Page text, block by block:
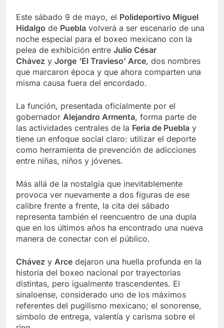
Este sábado 9 de mayo, el Polideportivo Miguel
Hidalgo de Puebla volverá a ser escenario de una
noche especial para el boxeo mexicano con la
pelea de exhibición entre Julio César
Chávez y Jorge ‘El Travieso’ Arce, dos nombres
que marcaron época y que ahora comparten una
misma causa fuera del encordado.
La función, presentada oficialmente por el
gobernador Alejandro Armenta, forma parte de
las actividades centrales de la Feria de Puebla y
tiene un enfoque social claro: utilizar el deporte
como herramienta de prevención de adicciones
entre niñas, niños y jóvenes.
Más allá de la nostalgia que inevitablemente
provoca ver nuevamente a dos figuras de ese
calibre frente a frente, la cita del sábado
representa también el reencuentro de una dupla
que en los últimos años ha encontrado una nueva
manera de conectar con el público.
Chávez y Arce dejaron una huella profunda en la
historia del boxeo nacional por trayectorias
distintas, pero igualmente trascendentes. El
sinaloense, considerado uno de los máximos
referentes del pugilismo mexicano; el sonorense,
símbolo de entrega, valentía y carisma sobre el